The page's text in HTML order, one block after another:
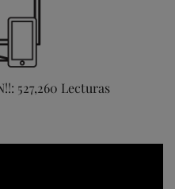
527,260 Lecturas